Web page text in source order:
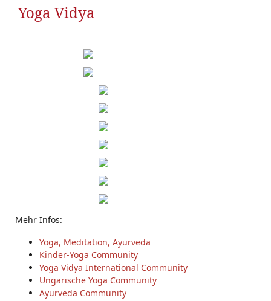
Yoga Vidya
Mehr Infos:
Yoga, Meditation, Ayurveda
Kinder-Yoga Community
Yoga Vidya International Community
Ungarische Yoga Community
Ayurveda Community